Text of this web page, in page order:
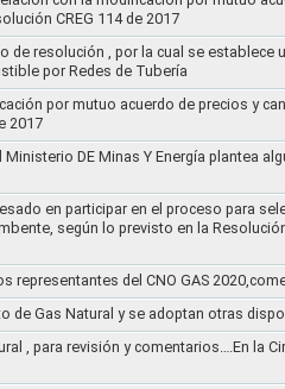
CREG 114 de 2017
de resolución , por la cual se
por Redes de Tubería
por mutuo acuerdo de precios y
2017
DE Minas Y Energía plantea
en participar en el proceso para
según lo previsto en la
representantes del CNO GAS
de Gas Natural y se adoptan otras
, para revisión y comentarios….En la